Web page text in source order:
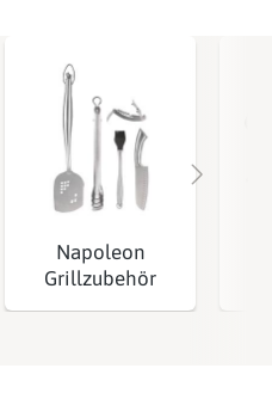
Napoleon
Grillzubehör